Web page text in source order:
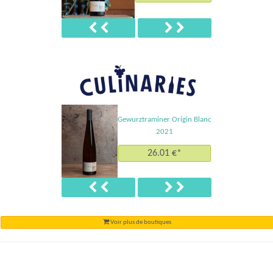
Précédent Suivant
Gewurztraminer Origin Blanc
2021
26.01 €*
Précédent Suivant
Voir plus de boutiques